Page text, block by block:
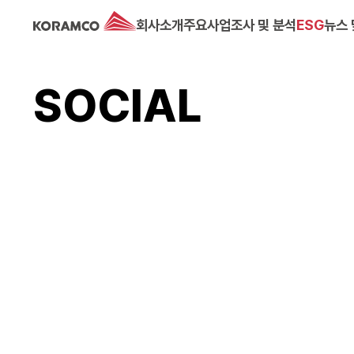
회사소개주요사업조사 및 분석ESG뉴스
SOCIAL